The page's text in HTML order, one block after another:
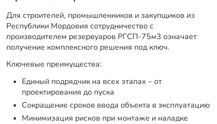
Для строителей, промышленников и закупщиков из
Республики Мордовия сотрудничество с
производителем резервуаров РГСП-75м3 означает
получение комплексного решения под ключ.
Ключевые преимущества:
Единый подрядчик на всех этапах – от
проектирования до пуска
Сокращение сроков ввода объекта в эксплуатацию
Минимизация рисков при монтаже и наладке